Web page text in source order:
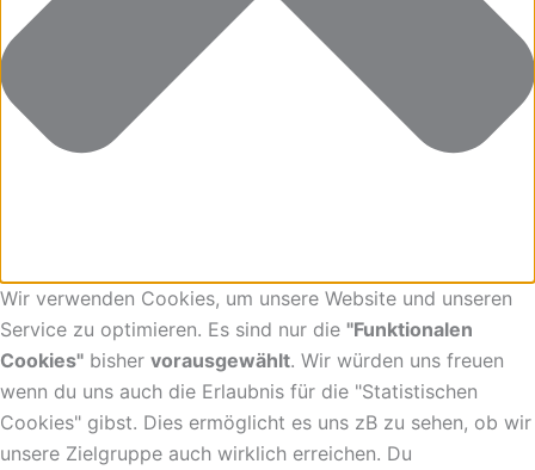
Wir verwenden Cookies, um unsere Website und unseren
Service zu optimieren. Es sind nur die "Funktionalen
Cookies" bisher vorausgewählt. Wir würden uns freuen
wenn du uns auch die Erlaubnis für die "Statistischen
Cookies" gibst. Dies ermöglicht es uns zB zu sehen, ob wir
unsere Zielgruppe auch wirklich erreichen. Du